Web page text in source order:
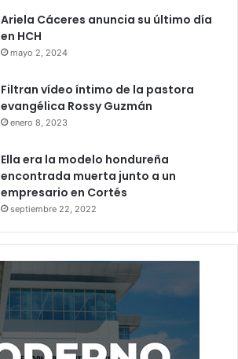
Ariela Cáceres anuncia su último día
en HCH
mayo 2, 2024
Filtran vídeo íntimo de la pastora
evangélica Rossy Guzmán
enero 8, 2023
Ella era la modelo hondureña
encontrada muerta junto a un
empresario en Cortés
septiembre 22, 2022